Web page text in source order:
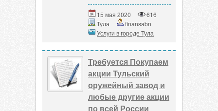
15 мая 2020
616
Тула
finansabn
Услуги в городе Тула
Требуется Покупаем
акции Тульский
оружейный завод и
любые другие акции
по всей России